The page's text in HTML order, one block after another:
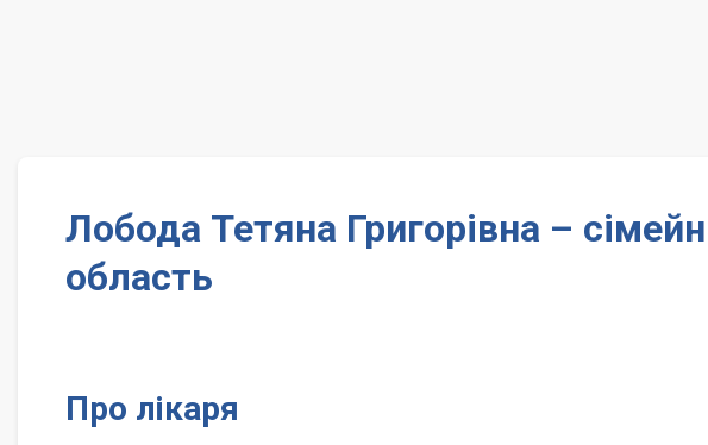
Лобода Тетяна Григорівна –
область
Про лікаря